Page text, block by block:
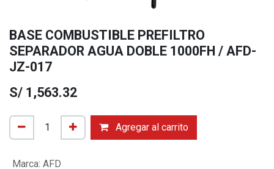
BASE COMBUSTIBLE PREFILTRO
SEPARADOR AGUA DOBLE 1000FH / AFD-
JZ-017
S/ 1,563.32
Agregar al carrito
Marca: AFD